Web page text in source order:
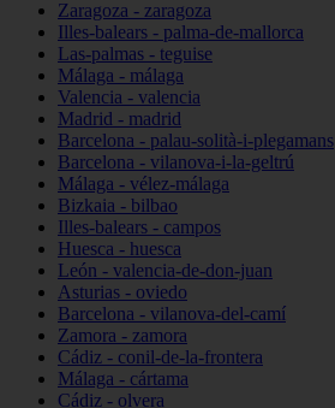
Zaragoza - zaragoza
Illes-balears - palma-de-mallorca
Las-palmas - teguise
Málaga - málaga
Valencia - valencia
Madrid - madrid
Barcelona - palau-solità-i-plegamans
Barcelona - vilanova-i-la-geltrú
Málaga - vélez-málaga
Bizkaia - bilbao
Illes-balears - campos
Huesca - huesca
León - valencia-de-don-juan
Asturias - oviedo
Barcelona - vilanova-del-camí
Zamora - zamora
Cádiz - conil-de-la-frontera
Málaga - cártama
Cádiz - olvera